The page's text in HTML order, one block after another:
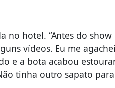
no hotel. “Antes do show
vídeos. Eu me
e a bota acabou
tinha outro sapato